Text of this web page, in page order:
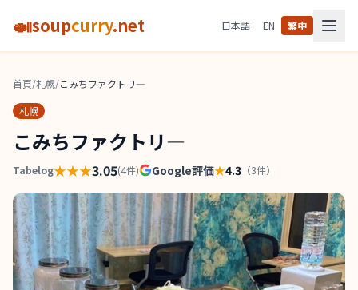
🍛soupcurry.net 日本語 EN 繁中
首頁/札幌/こみちファクトリ―
札幌
こみちファクトリ―
Tabelog★★★3.05(4件) Google評価★4.3 （3件）